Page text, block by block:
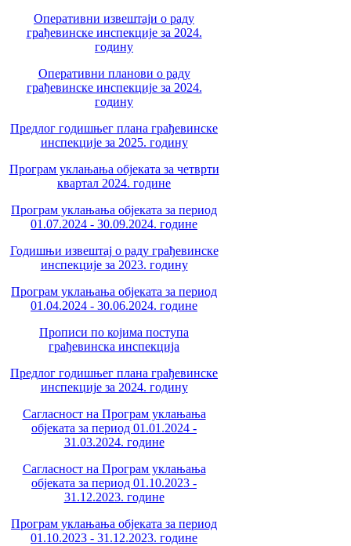
Оперативни извештаји о раду
грађевинске инспекције за 2024.
годину
Оперативни планови о раду
грађевинске инспекције за 2024.
годину
Предлог годишњег плана грађевинске
инспекције за 2025. годину
Програм уклањања објеката за четврти
квартал 2024. године
Програм уклањања објеката за период
01.07.2024 - 30.09.2024. године
Годишњи извештај о раду грађевинске
инспекције за 2023. годину
Програм уклањања објеката за период
01.04.2024 - 30.06.2024. године
Прописи по којима поступа
грађевинска инспекција
Предлог годишњег плана грађевинске
инспекције за 2024. годину
Сагласност на Програм уклањања
објеката за период 01.01.2024 -
31.03.2024. године
Сагласност на Програм уклањања
објеката за период 01.10.2023 -
31.12.2023. године
Програм уклањања објеката за период
01.10.2023 - 31.12.2023. године